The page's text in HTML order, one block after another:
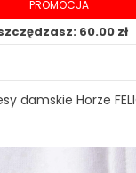
PROMOCJA
60.00 zł
damskie Horze